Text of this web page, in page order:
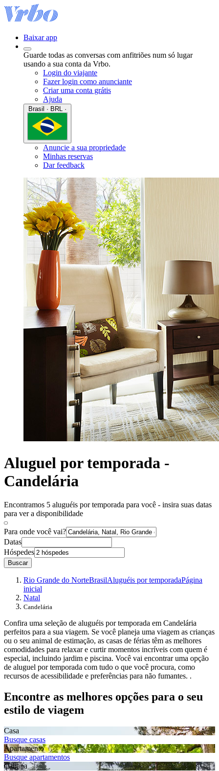
Baixar app
Guarde todas as conversas com anfitriões num só lugar
usando a sua conta da Vrbo.
Login do viajante
Fazer login como anunciante
Criar uma conta grátis
Ajuda
Anuncie a sua propriedade
Minhas reservas
Dar feedback
Aluguel por temporada -
Candelária
Encontramos 5 aluguéis por temporada para você - insira suas datas
para ver a disponibilidade
Para onde você vai?
Datas
Hóspedes
Buscar
Rio Grande do NorteBrasilAluguéis por temporadaPágina
inicial
Natal
Candelária
Confira uma seleção de aluguéis por temporada em Candelária
perfeitos para a sua viagem. Se você planeja uma viagem as crianças
ou o seu animal de estimação, as casas de férias têm as melhores
comodidades para relaxar e curtir momentos incríveis com quem é
especial, incluindo jardim e piscina. Você vai encontrar uma opção
de aluguel por temporada com tudo o que você procura, como
recursos de acessibilidade e preferências para não fumantes. .
Encontre as melhores opções para o seu
estilo de viagem
Casa
Busque casas
Apartamento
Busque apartamentos
Cabana